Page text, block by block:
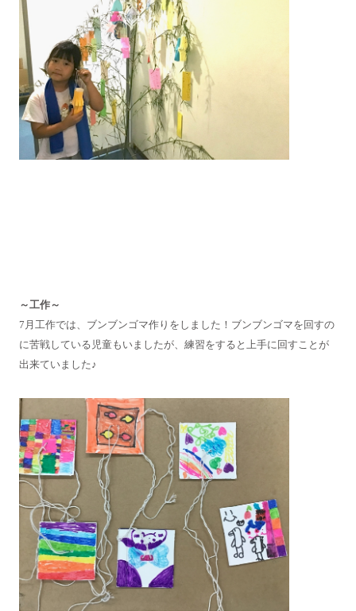
～工作～
7月工作では、ブンブンゴマ作りをしました！ブンブンゴマを回すの
に苦戦している児童もいましたが、練習をすると上手に回すことが
出来ていました♪